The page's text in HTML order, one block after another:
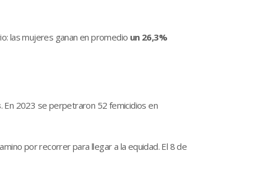
las mujeres ganan en promedio un 26,3%
. En 2023 se perpetraron 52 femicidios en
por recorrer para llegar a la equidad. El 8 de